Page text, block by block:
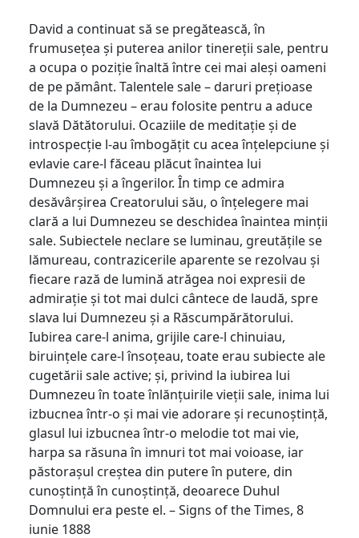
David a continuat să se pregătească, în
frumusețea și puterea anilor tinereții sale, pentru
a ocupa o poziție înaltă între cei mai aleși oameni
de pe pământ. Talentele sale – daruri prețioase
de la Dumnezeu – erau folosite pentru a aduce
slavă Dătătorului. Ocaziile de meditație și de
introspecție l-au îmbogățit cu acea înțelepciune și
evlavie care-l făceau plăcut înaintea lui
Dumnezeu și a îngerilor. În timp ce admira
desăvârșirea Creatorului său, o înțelegere mai
clară a lui Dumnezeu se deschidea înaintea minții
sale. Subiectele neclare se luminau, greutățile se
lămureau, contrazicerile aparente se rezolvau și
fiecare rază de lumină atrăgea noi expresii de
admirație și tot mai dulci cântece de laudă, spre
slava lui Dumnezeu și a Răscumpărătorului.
Iubirea care-l anima, grijile care-l chinuiau,
biruințele care-l însoțeau, toate erau subiecte ale
cugetării sale active; și, privind la iubirea lui
Dumnezeu în toate înlănțuirile vieții sale, inima lui
izbucnea într-o și mai vie adorare și recunoștință,
glasul lui izbucnea într-o melodie tot mai vie,
harpa sa răsuna în imnuri tot mai voioase, iar
păstorașul creștea din putere în putere, din
cunoștință în cunoștință, deoarece Duhul
Domnului era peste el. – Signs of the Times, 8
iunie 1888